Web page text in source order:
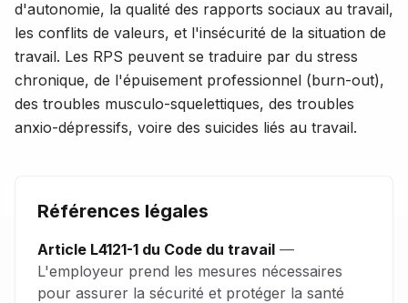
d'autonomie, la qualité des rapports sociaux au travail,
les conflits de valeurs, et l'insécurité de la situation de
travail. Les RPS peuvent se traduire par du stress
chronique, de l'épuisement professionnel (burn-out),
des troubles musculo-squelettiques, des troubles
anxio-dépressifs, voire des suicides liés au travail.
Références légales
Article L4121-1 du Code du travail —
L'employeur prend les mesures nécessaires
pour assurer la sécurité et protéger la santé